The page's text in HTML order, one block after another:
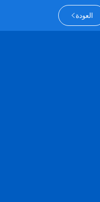
العودة